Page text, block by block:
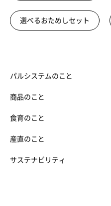
選べるおためしセット
パルシステムのこと
商品のこと
食育のこと
産直のこと
サステナビリティ